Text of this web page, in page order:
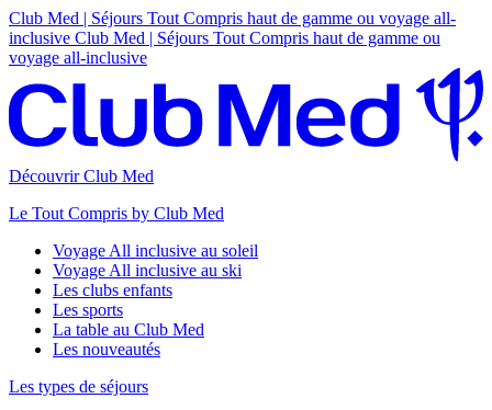
Club Med | Séjours Tout Compris haut de gamme ou voyage all-
inclusive Club Med | Séjours Tout Compris haut de gamme ou
voyage all-inclusive
Découvrir Club Med
Le Tout Compris by Club Med
Voyage All inclusive au soleil
Voyage All inclusive au ski
Les clubs enfants
Les sports
La table au Club Med
Les nouveautés
Les types de séjours